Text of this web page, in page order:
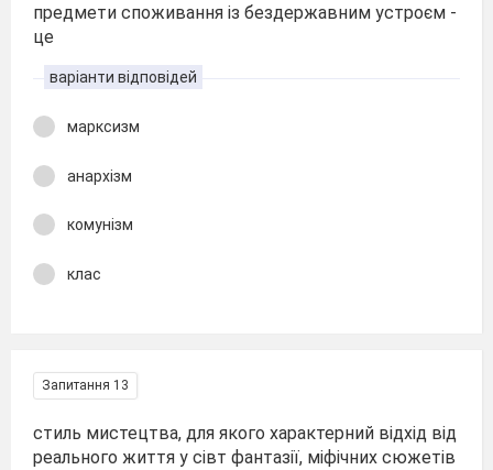
предмети споживання із бездержавним устроєм -
це
варіанти відповідей
марксизм
анархізм
комунізм
клас
Запитання 13
стиль мистецтва, для якого характерний відхід від
реального життя у сівт фантазії, міфічних сюжетів